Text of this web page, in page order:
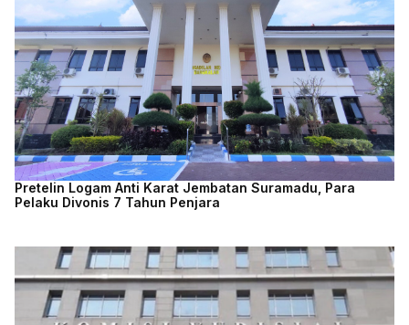
Pretelin Logam Anti Karat Jembatan Suramadu, Para
Pelaku Divonis 7 Tahun Penjara